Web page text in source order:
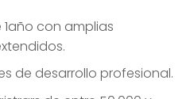
con amplias
de desarrollo profesional.